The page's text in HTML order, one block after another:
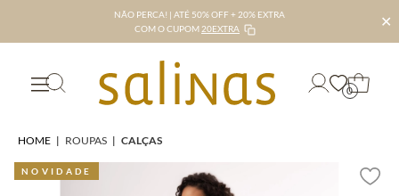
NÃO PERCA! | ATÉ 50% OFF + 20% EXTRA
COM O CUPOM 20EXTRA ✕
0
HOME | ROUPAS | CALÇAS
NOVIDADE